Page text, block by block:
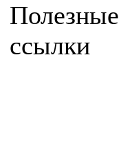
Полезные
ссылки